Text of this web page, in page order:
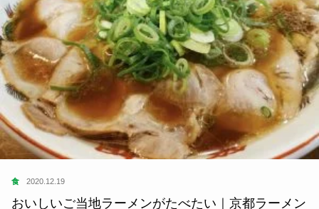
食 2020.12.19
おいしいご当地ラーメンがたべたい｜京都ラーメン